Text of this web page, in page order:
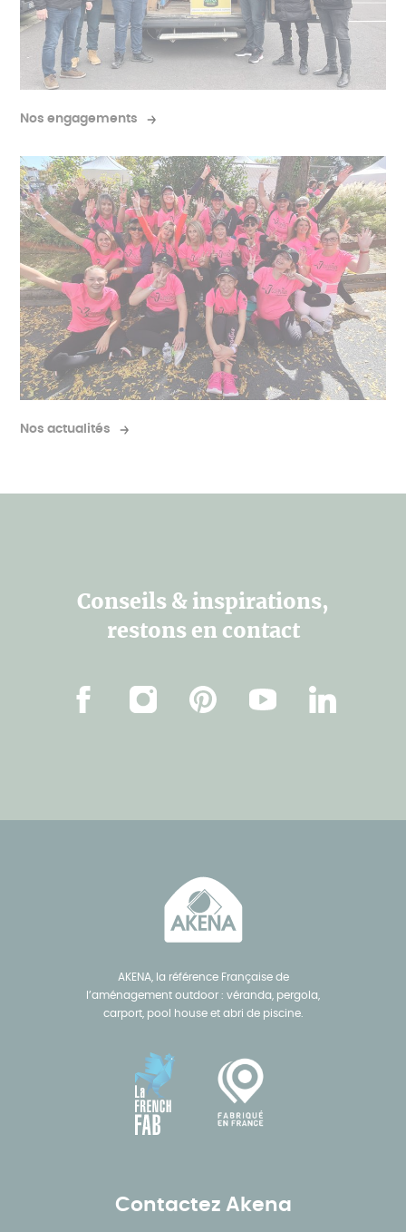
Nos engagements
Nos actualités
AKENA, la référence Française de
l’aménagement outdoor : véranda, pergola,
carport, pool house et abri de piscine.
Contactez Akena
Conseils & inspirations,
restons en contact
FacebookInstagramPinterestYoutubeLinkedin